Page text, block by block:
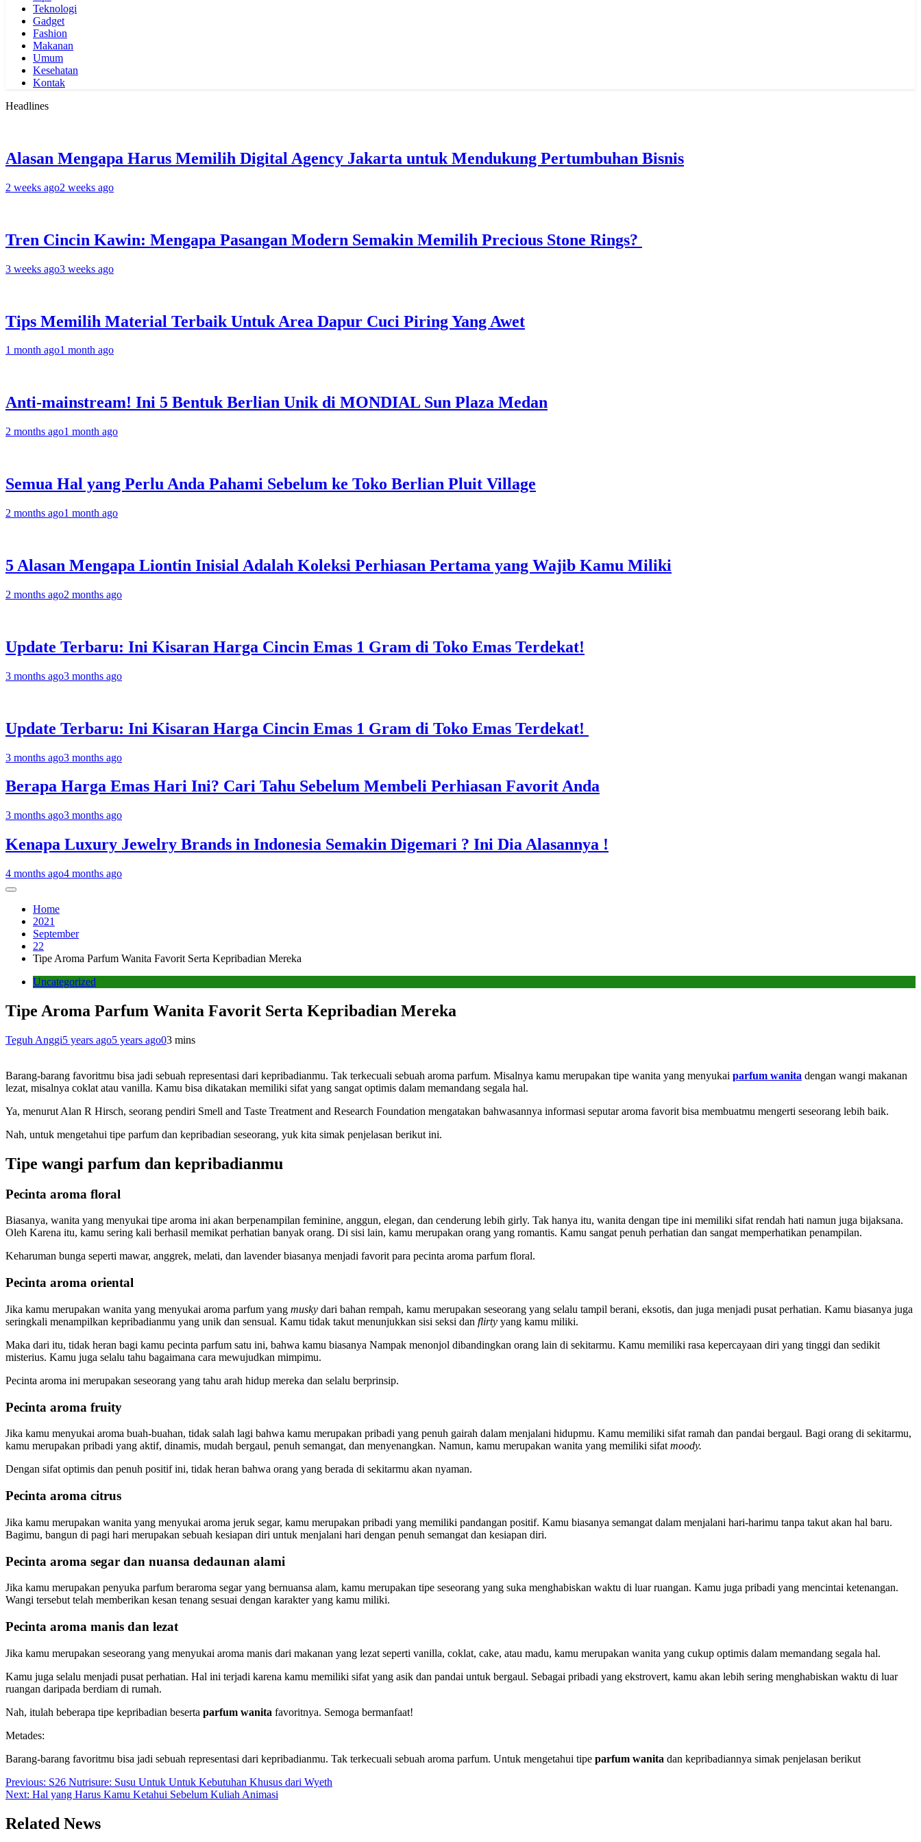
Teknologi
Gadget
Fashion
Makanan
Umum
Kesehatan
Kontak
Headlines
Alasan Mengapa Harus Memilih Digital Agency Jakarta untuk Mendukung Pertumbuhan Bisnis
2 weeks ago2 weeks ago
Tren Cincin Kawin: Mengapa Pasangan Modern Semakin Memilih Precious Stone Rings?
3 weeks ago3 weeks ago
Tips Memilih Material Terbaik Untuk Area Dapur Cuci Piring Yang Awet
1 month ago1 month ago
Anti-mainstream! Ini 5 Bentuk Berlian Unik di MONDIAL Sun Plaza Medan
2 months ago1 month ago
Semua Hal yang Perlu Anda Pahami Sebelum ke Toko Berlian Pluit Village
2 months ago1 month ago
5 Alasan Mengapa Liontin Inisial Adalah Koleksi Perhiasan Pertama yang Wajib Kamu Miliki
2 months ago2 months ago
Update Terbaru: Ini Kisaran Harga Cincin Emas 1 Gram di Toko Emas Terdekat!
3 months ago3 months ago
Update Terbaru: Ini Kisaran Harga Cincin Emas 1 Gram di Toko Emas Terdekat!
3 months ago3 months ago
Berapa Harga Emas Hari Ini? Cari Tahu Sebelum Membeli Perhiasan Favorit Anda
3 months ago3 months ago
Kenapa Luxury Jewelry Brands in Indonesia Semakin Digemari ? Ini Dia Alasannya !
4 months ago4 months ago
Home
2021
September
22
Tipe Aroma Parfum Wanita Favorit Serta Kepribadian Mereka
Uncategorized
Tipe Aroma Parfum Wanita Favorit Serta Kepribadian Mereka
Teguh Anggi5 years ago5 years ago03 mins
Barang-barang favoritmu bisa jadi sebuah representasi dari kepribadianmu. Tak terkecuali sebuah aroma parfum. Misalnya kamu merupakan tipe wanita yang menyukai parfum wanita dengan wangi makanan
lezat, misalnya coklat atau vanilla. Kamu bisa dikatakan memiliki sifat yang sangat optimis dalam memandang segala hal.
Ya, menurut Alan R Hirsch, seorang pendiri Smell and Taste Treatment and Research Foundation mengatakan bahwasannya informasi seputar aroma favorit bisa membuatmu mengerti seseorang lebih baik.
Nah, untuk mengetahui tipe parfum dan kepribadian seseorang, yuk kita simak penjelasan berikut ini.
Tipe wangi parfum dan kepribadianmu
Pecinta aroma floral
Biasanya, wanita yang menyukai tipe aroma ini akan berpenampilan feminine, anggun, elegan, dan cenderung lebih girly. Tak hanya itu, wanita dengan tipe ini memiliki sifat rendah hati namun juga bijaksana.
Oleh Karena itu, kamu sering kali berhasil memikat perhatian banyak orang. Di sisi lain, kamu merupakan orang yang romantis. Kamu sangat penuh perhatian dan sangat memperhatikan penampilan.
Keharuman bunga seperti mawar, anggrek, melati, dan lavender biasanya menjadi favorit para pecinta aroma parfum floral.
Pecinta aroma oriental
Jika kamu merupakan wanita yang menyukai aroma parfum yang musky dari bahan rempah, kamu merupakan seseorang yang selalu tampil berani, eksotis, dan juga menjadi pusat perhatian. Kamu biasanya juga
seringkali menampilkan kepribadianmu yang unik dan sensual. Kamu tidak takut menunjukkan sisi seksi dan flirty yang kamu miliki.
Maka dari itu, tidak heran bagi kamu pecinta parfum satu ini, bahwa kamu biasanya Nampak menonjol dibandingkan orang lain di sekitarmu. Kamu memiliki rasa kepercayaan diri yang tinggi dan sedikit
misterius. Kamu juga selalu tahu bagaimana cara mewujudkan mimpimu.
Pecinta aroma ini merupakan seseorang yang tahu arah hidup mereka dan selalu berprinsip.
Pecinta aroma fruity
Jika kamu menyukai aroma buah-buahan, tidak salah lagi bahwa kamu merupakan pribadi yang penuh gairah dalam menjalani hidupmu. Kamu memiliki sifat ramah dan pandai bergaul. Bagi orang di sekitarmu,
kamu merupakan pribadi yang aktif, dinamis, mudah bergaul, penuh semangat, dan menyenangkan. Namun, kamu merupakan wanita yang memiliki sifat moody.
Dengan sifat optimis dan penuh positif ini, tidak heran bahwa orang yang berada di sekitarmu akan nyaman.
Pecinta aroma citrus
Jika kamu merupakan wanita yang menyukai aroma jeruk segar, kamu merupakan pribadi yang memiliki pandangan positif. Kamu biasanya semangat dalam menjalani hari-harimu tanpa takut akan hal baru.
Bagimu, bangun di pagi hari merupakan sebuah kesiapan diri untuk menjalani hari dengan penuh semangat dan kesiapan diri.
Pecinta aroma segar dan nuansa dedaunan alami
Jika kamu merupakan penyuka parfum beraroma segar yang bernuansa alam, kamu merupakan tipe seseorang yang suka menghabiskan waktu di luar ruangan. Kamu juga pribadi yang mencintai ketenangan.
Wangi tersebut telah memberikan kesan tenang sesuai dengan karakter yang kamu miliki.
Pecinta aroma manis dan lezat
Jika kamu merupakan seseorang yang menyukai aroma manis dari makanan yang lezat seperti vanilla, coklat, cake, atau madu, kamu merupakan wanita yang cukup optimis dalam memandang segala hal.
Kamu juga selalu menjadi pusat perhatian. Hal ini terjadi karena kamu memiliki sifat yang asik dan pandai untuk bergaul. Sebagai pribadi yang ekstrovert, kamu akan lebih sering menghabiskan waktu di luar
ruangan daripada berdiam di rumah.
Nah, itulah beberapa tipe kepribadian beserta parfum wanita favoritnya. Semoga bermanfaat!
Metades:
Barang-barang favoritmu bisa jadi sebuah representasi dari kepribadianmu. Tak terkecuali sebuah aroma parfum. Untuk mengetahui tipe parfum wanita dan kepribadiannya simak penjelasan berikut
Post
navigation
Previous: S26 Nutrisure: Susu Untuk Untuk Kebutuhan Khusus dari Wyeth
Next: Hal yang Harus Kamu Ketahui Sebelum Kuliah Animasi
Related News